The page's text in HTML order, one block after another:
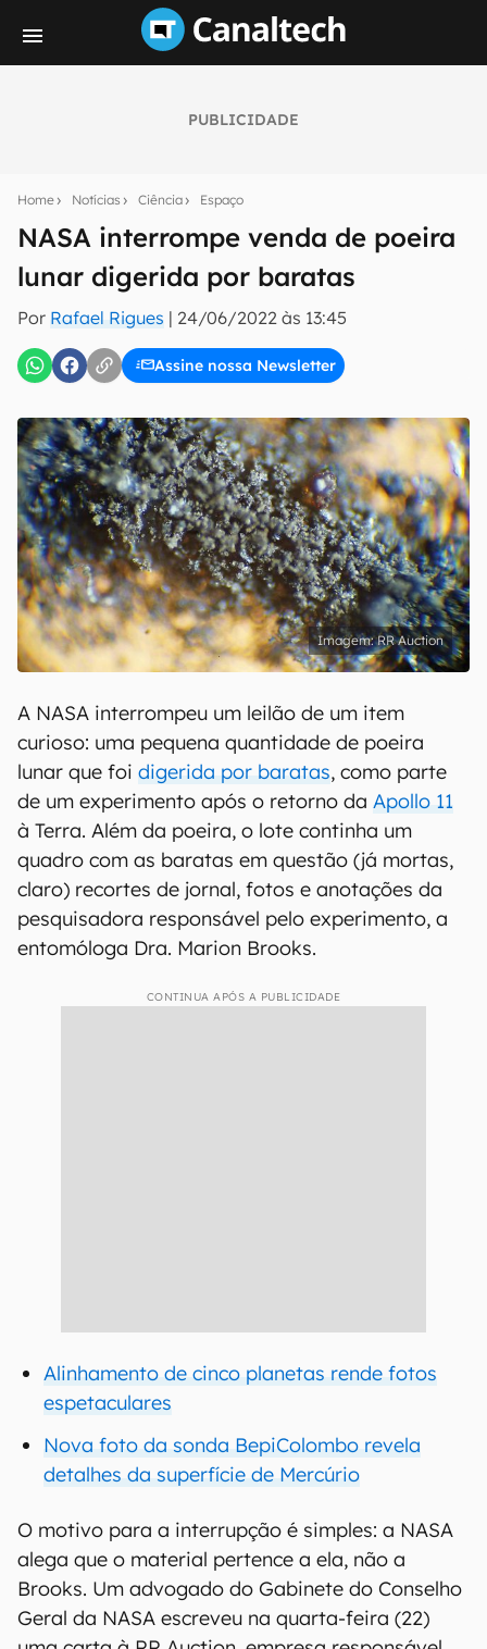
PUBLICIDADE
Home Notícias Ciência Espaço
NASA interrompe venda de poeira
lunar digerida por baratas
Por Rafael Rigues | 24/06/2022 às 13:45
Assine nossa Newsletter
notícias e reviews sobre tecnologia em primeira
mão.
E-mail
inscreva-se
Confirmo que li, aceito e concordo com os Termos de
Uso e Política de Privacidade do Canaltech.
RR Auction
A NASA interrompeu um leilão de um item
curioso: uma pequena quantidade de poeira
lunar que foi digerida por baratas, como parte
de um experimento após o retorno da Apollo 11
à Terra. Além da poeira, o lote continha um
quadro com as baratas em questão (já mortas,
claro) recortes de jornal, fotos e anotações da
pesquisadora responsável pelo experimento, a
entomóloga Dra. Marion Brooks.
CONTINUA APÓS A PUBLICIDADE
Alinhamento de cinco planetas rende fotos
espetaculares
Nova foto da sonda BepiColombo revela
detalhes da superfície de Mercúrio
O motivo para a interrupção é simples: a NASA
alega que o material pertence a ela, não a
Brooks. Um advogado do Gabinete do Conselho
Geral da NASA escreveu na quarta-feira (22)